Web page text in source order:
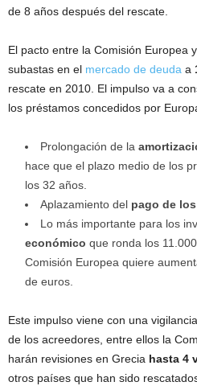
de 8 años después del rescate.
El pacto entre la Comisión Europea
subastas en el mercado de deuda a
rescate en 2010. El impulso va a
los préstamos concedidos por
Prolongación de la
hace que el plazo medio de los
los 32 años.
Aplazamiento del pago de
Lo más importante para los
económico que ronda los
Comisión Europea quiere
de euros.
Este impulso viene con una
de los acreedores, entre ellos la
harán revisiones en Grecia hasta 4
otros países que han sido